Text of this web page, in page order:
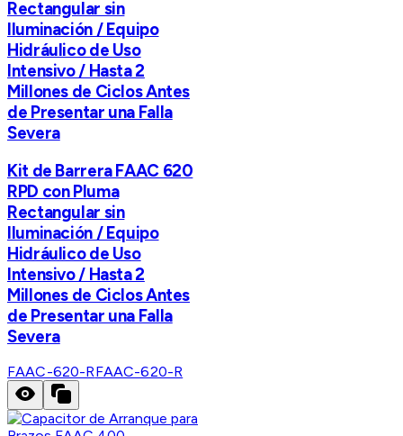
Rectangular sin
Iluminación / Equipo
Hidráulico de Uso
Intensivo / Hasta 2
Millones de Ciclos Antes
de Presentar una Falla
Severa
Kit de Barrera FAAC 620
RPD con Pluma
Rectangular sin
Iluminación / Equipo
Hidráulico de Uso
Intensivo / Hasta 2
Millones de Ciclos Antes
de Presentar una Falla
Severa
FAAC-620-RFAAC-620-R